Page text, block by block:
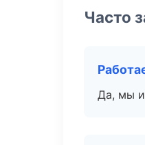
Часто
Да, мы